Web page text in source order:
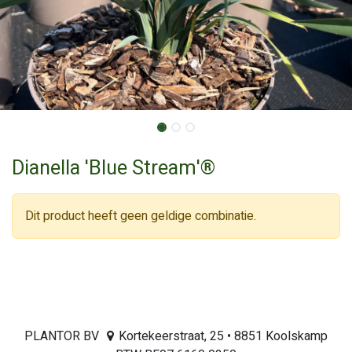
Dianella 'Blue Stream'®
Dit product heeft geen geldige combinatie.
PLANTOR BV
Kortekeerstraat, 25 • 8851 Koolskamp